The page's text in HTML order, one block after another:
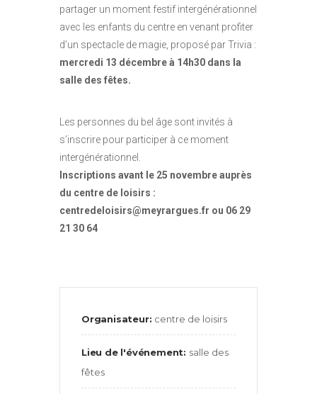
partager un moment festif intergénérationnel
avec les enfants du centre en venant profiter
d’un spectacle de magie, proposé par Trivia :
mercredi 13 décembre à 14h30 dans la
salle des fêtes.
Les personnes du bel âge sont invités à
s’inscrire pour participer à ce moment
intergénérationnel.
Inscriptions avant le 25 novembre auprès
du centre de loisirs :
centredeloisirs@meyrargues.fr ou 06 29
21 30 64
Organisateur: centre de loisirs
Lieu de l'événement: salle des
fêtes